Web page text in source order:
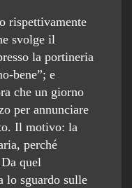
rispettivamente
svolge il
la portineria
bene”; e
che un giorno
per annunciare
Il motivo: la
perché
quel
lo sguardo sulle